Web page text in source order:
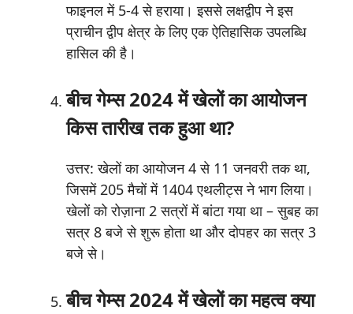
फाइनल में 5-4 से हराया। इससे लक्षद्वीप ने इस
प्राचीन द्वीप क्षेत्र के लिए एक ऐतिहासिक उपलब्धि
हासिल की है।
बीच गेम्स 2024 में खेलों का आयोजन
किस तारीख तक हुआ था?
उत्तर: खेलों का आयोजन 4 से 11 जनवरी तक था,
जिसमें 205 मैचों में 1404 एथलीट्स ने भाग लिया।
खेलों को रोज़ाना 2 सत्रों में बांटा गया था – सुबह का
सत्र 8 बजे से शुरू होता था और दोपहर का सत्र 3
बजे से।
बीच गेम्स 2024 में खेलों का महत्व क्या